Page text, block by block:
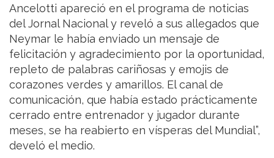
Ancelotti apareció en el programa de noticias
del Jornal Nacional y reveló a sus allegados que
Neymar le había enviado un mensaje de
felicitación y agradecimiento por la oportunidad,
repleto de palabras cariñosas y emojis de
corazones verdes y amarillos. El canal de
comunicación, que había estado prácticamente
cerrado entre entrenador y jugador durante
meses, se ha reabierto en vísperas del Mundial”,
develó el medio.